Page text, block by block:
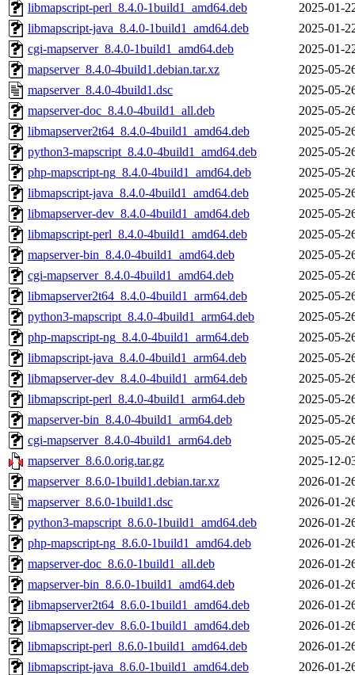
libmapscript-perl_8.4.0-1build1_amd64.deb
2025-01-
libmapscript-java_8.4.0-1build1_amd64.deb
2025-01-
cgi-mapserver_8.4.0-1build1_amd64.deb
2025-01-
mapserver_8.4.0-4build1.debian.tar.xz
2025-05-
mapserver_8.4.0-4build1.dsc
2025-05-
mapserver-doc_8.4.0-4build1_all.deb
2025-05-
libmapserver2t64_8.4.0-4build1_amd64.deb
2025-05-
python3-mapscript_8.4.0-4build1_amd64.deb
2025-05-
php-mapscript-ng_8.4.0-4build1_amd64.deb
2025-05-
libmapscript-java_8.4.0-4build1_amd64.deb
2025-05-
libmapserver-dev_8.4.0-4build1_amd64.deb
2025-05-
libmapscript-perl_8.4.0-4build1_amd64.deb
2025-05-
mapserver-bin_8.4.0-4build1_amd64.deb
2025-05-
cgi-mapserver_8.4.0-4build1_amd64.deb
2025-05-
libmapserver2t64_8.4.0-4build1_arm64.deb
2025-05-
python3-mapscript_8.4.0-4build1_arm64.deb
2025-05-
php-mapscript-ng_8.4.0-4build1_arm64.deb
2025-05-
libmapscript-java_8.4.0-4build1_arm64.deb
2025-05-
libmapserver-dev_8.4.0-4build1_arm64.deb
2025-05-
libmapscript-perl_8.4.0-4build1_arm64.deb
2025-05-
mapserver-bin_8.4.0-4build1_arm64.deb
2025-05-
cgi-mapserver_8.4.0-4build1_arm64.deb
2025-05-
mapserver_8.6.0.orig.tar.gz
2025-12-
mapserver_8.6.0-1build1.debian.tar.xz
2026-01-
mapserver_8.6.0-1build1.dsc
2026-01-
python3-mapscript_8.6.0-1build1_amd64.deb
2026-01-
php-mapscript-ng_8.6.0-1build1_amd64.deb
2026-01-
mapserver-doc_8.6.0-1build1_all.deb
2026-01-
mapserver-bin_8.6.0-1build1_amd64.deb
2026-01-
libmapserver2t64_8.6.0-1build1_amd64.deb
2026-01-
libmapserver-dev_8.6.0-1build1_amd64.deb
2026-01-
libmapscript-perl_8.6.0-1build1_amd64.deb
2026-01-
libmapscript-java_8.6.0-1build1_amd64.deb
2026-01-